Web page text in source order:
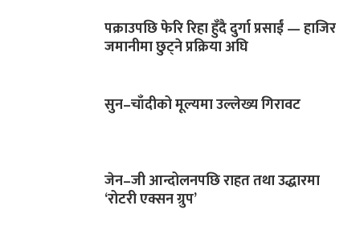
पक्राउपछि फेरि रिहा हुँदै दुर्गा प्रसाईं — हाजिर
जमानीमा छुट्ने प्रक्रिया अघि
सुन–चाँदीको मूल्यमा उल्लेख्य गिरावट
जेन–जी आन्दोलनपछि राहत तथा उद्धारमा
‘रोटरी एक्सन ग्रुप’